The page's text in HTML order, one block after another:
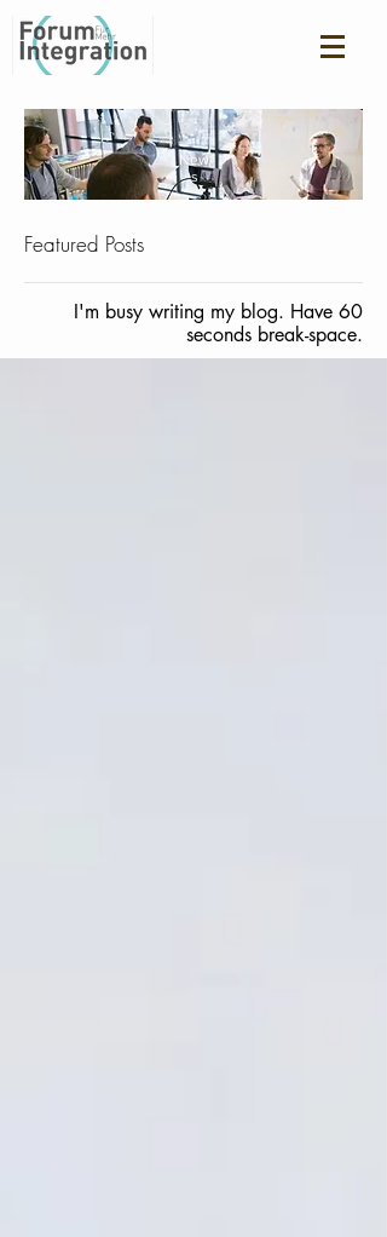
Featured Posts
New
s
I'm busy writing my blog. Have 60
seconds break-space.